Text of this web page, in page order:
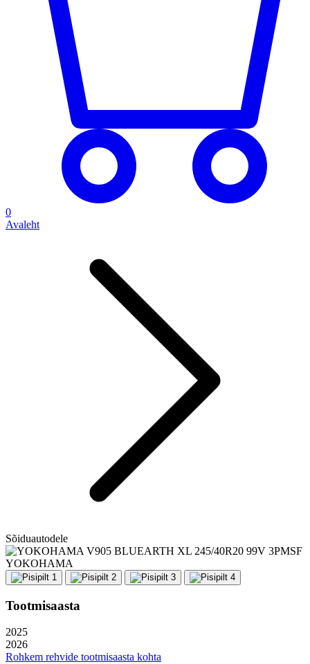
0
Avaleht
Sõiduautodele
YOKOHAMA
Tootmisaasta
2025
2026
Rohkem rehvide tootmisaasta kohta